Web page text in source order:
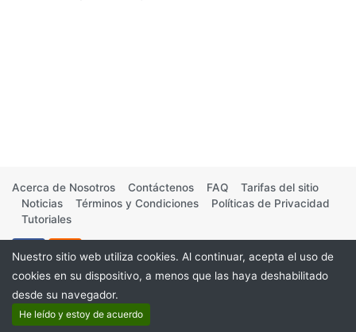
Acerca de Nosotros Contáctenos FAQ
Tarifas del sitio
Noticias
Términos y Condiciones
Políticas de Privacidad
Tutoriales
Nuestro sitio web utiliza cookies. Al continuar, acepta el uso de
cookies en su dispositivo, a menos que las haya deshabilitado
desde su navegador.
He leído y estoy de acuerdo